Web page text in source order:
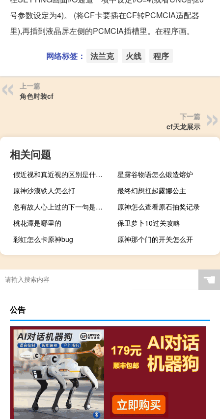
号参数设定为4)。 (将CF卡要插在CF转PCMCIA适配器
里),再插到液晶屏左侧的PCMCIA插槽里。在程序画。
网络标签： 法兰克 火线 程序
上一篇
角色时装cf
下一篇
cf天龙展示
相关问题
假近视和真近视的区别是什么（假近视和真近视的区别）
星露谷物语怎么锻造熔炉
原神沙漠铁人怎么打
最终幻想扛起露娜公主
忽有故人心上过的下一句是什么
原神怎么查看原石抽奖记录
桃花潭是哪里的
保卫萝卜10过关攻略
彩虹怎么卡原神bug
原神那个门的开关怎么开
☚
公告